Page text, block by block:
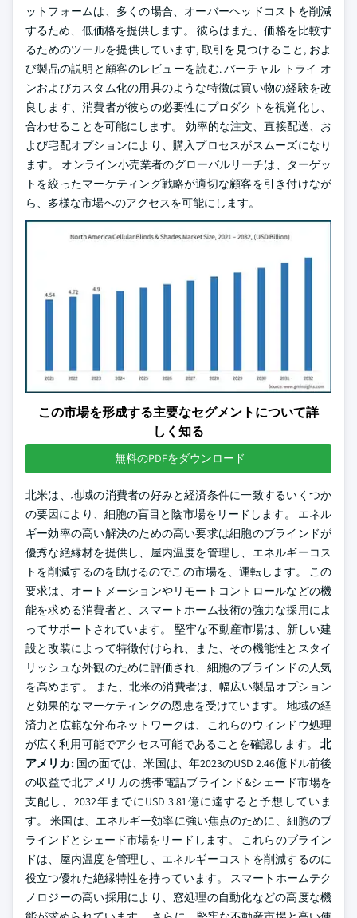
ットフォームは、多くの場合、オーバーヘッドコストを削減
するため、低価格を提供します。 彼らはまた、価格を比較す
るためのツールを提供しています, 取引を見つけること, およ
び製品の説明と顧客のレビューを読む. バーチャル トライ オ
ンおよびカスタム化の用具のような特徴は買い物の経験を改
良します、消費者が彼らの必要性にプロダクトを視覚化し、
合わせることを可能にします。 効率的な注文、直接配送、お
よび宅配オプションにより、購入プロセスがスムーズになり
ます。 オンライン小売業者のグローバルリーチは、ターゲッ
トを絞ったマーケティング戦略が適切な顧客を引き付けなが
ら、多様な市場へのアクセスを可能にします。
この市場を形成する主要なセグメントについて詳
しく知る
無料のPDFをダウンロード
北米は、地域の消費者の好みと経済条件に一致するいくつか
の要因により、細胞の盲目と陰市場をリードします。 エネル
ギー効率の高い解決のための高い要求は細胞のブラインドが
優秀な絶縁材を提供し、屋内温度を管理し、エネルギーコス
トを削減するのを助けるのでこの市場を、運転します。 この
要求は、オートメーションやリモートコントロールなどの機
能を求める消費者と、スマートホーム技術の強力な採用によ
ってサポートされています。 堅牢な不動産市場は、新しい建
設と改装によって特徴付けられ、また、その機能性とスタイ
リッシュな外観のために評価され、細胞のブラインドの人気
を高めます。 また、北米の消費者は、幅広い製品オプション
と効果的なマーケティングの恩恵を受けています。 地域の経
済力と広範な分布ネットワークは、これらのウィンドウ処理
が広く利用可能でアクセス可能であることを確認します。
北
アメリカ:国の面では、米国は、年2023のUSD 2.46億ドル前後
の収益で北アメリカの携帯電話ブラインド&シェード市場を
支配し、2032年までにUSD 3.81億に達すると予想していま
す。 米国は、エネルギー効率に強い焦点のために、細胞のブ
ラインドとシェード市場をリードします。 これらのブライン
ドは、屋内温度を管理し、エネルギーコストを削減するのに
役立つ優れた絶縁特性を持っています。 スマートホームテク
ノロジーの高い採用により、窓処理の自動化などの高度な機